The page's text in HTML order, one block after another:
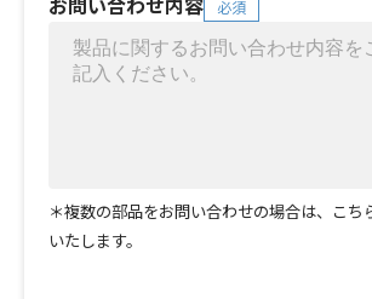
必須
＊複数の部品をお問い合わせの場合は、こち
いたします。